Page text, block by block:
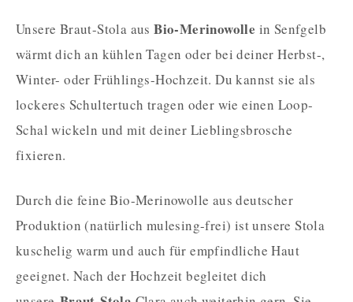
Unsere Braut-Stola ausBio-Merinowolle in Senfgelb
wärmt dich an kühlen Tagen oder bei deiner Herbst-,
Winter- oder Frühlings-Hochzeit. Du kannst sie als
lockeres Schultertuch tragen oder wie einen Loop-
Schal wickeln und mit deiner Lieblingsbrosche
fixieren.
Durch die feine Bio-Merinowolle aus deutscher
Produktion (natürlich mulesing-frei) ist unsere Stola
kuschelig warm und auch für empfindliche Haut
geeignet. Nach der Hochzeit begleitet dich